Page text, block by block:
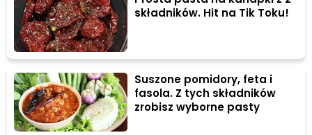
składników. Hit na Tik Toku!
Suszone pomidory, feta i
fasola. Z tych składników
zrobisz wyborne pasty